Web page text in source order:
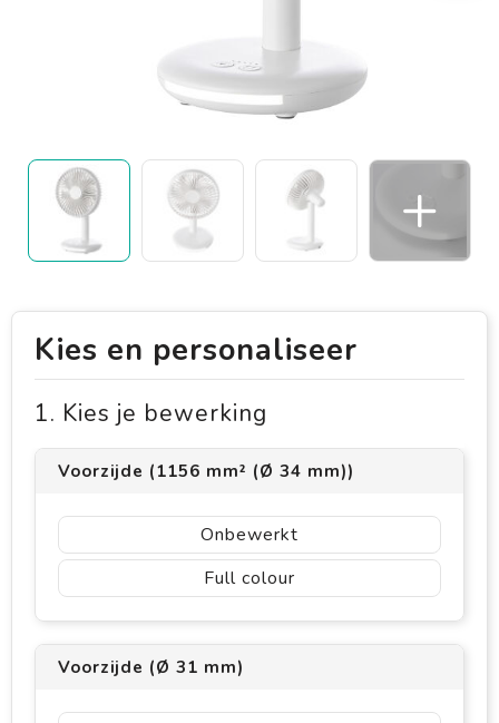
Kies en personaliseer
1. Kies je bewerking
Voorzijde (1156 mm² (Ø 34 mm))
Onbewerkt
Full colour
Voorzijde (Ø 31 mm)